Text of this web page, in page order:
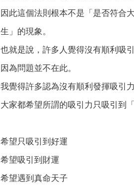
因此這個法則根本不是「是否符合
生」的現象。
也就是說，許多人覺得沒有順利吸
因為問題並不在此。
我覺得許多認為沒有順利發揮吸引
大家都希望所謂的吸引力只吸引到「
希望只吸引到好運
希望吸引到財運
希望遇到真命天子